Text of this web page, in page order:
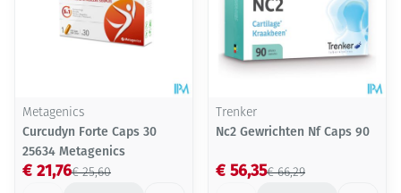
Metagenics
Curcudyn Forte Caps 30
25634 Metagenics
€ 25,60
€ 21,76
Trenker
Nc2 Gewrichten Nf Caps 90
€ 66,29
€ 56,35